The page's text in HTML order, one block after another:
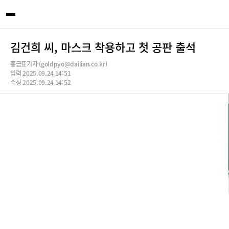
김건희 씨, 마스크 착용하고 첫 공판 출석
홍금표기자 (goldpyo@dailian.co.kr)
입력 2025.09.24 14:51
수정 2025.09.24 14:52